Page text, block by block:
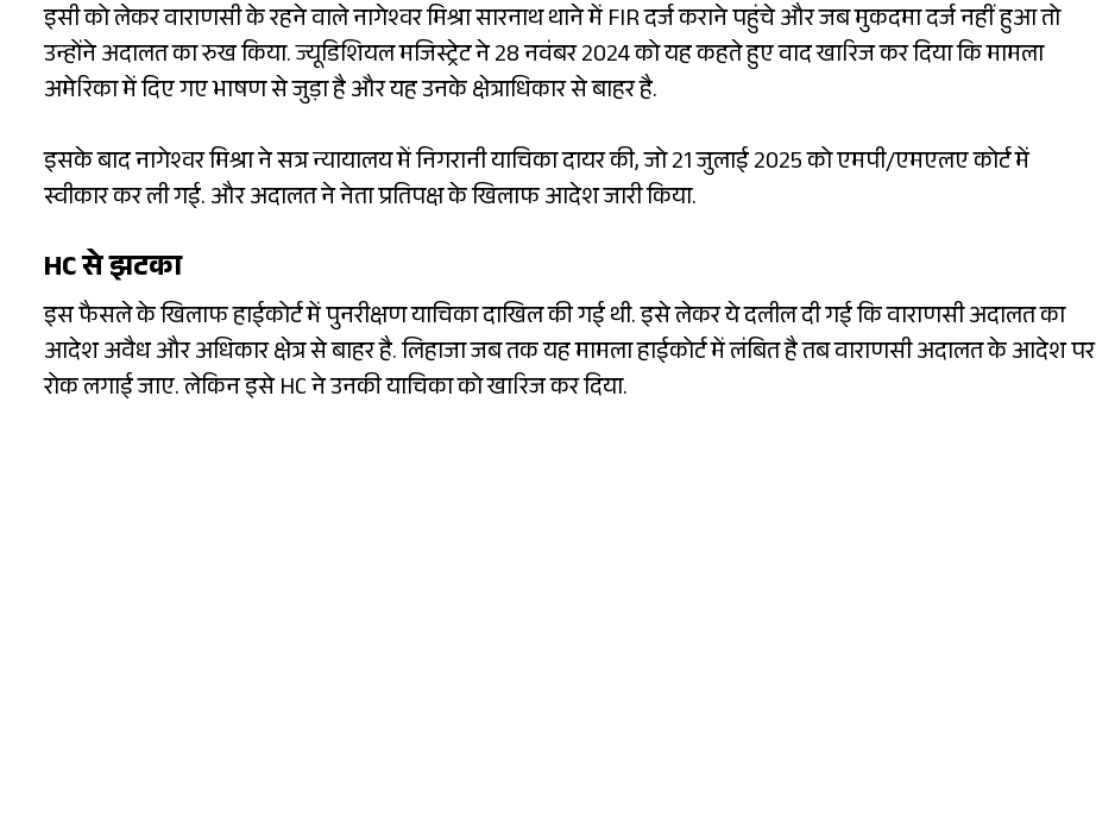
इसी को लेकर वाराणसी के रहने वाले नागेश्वर मिश्रा सारनाथ थाने में FIR दर्ज कराने पहुंचे और जब मुकदमा दर्ज नहीं हुआ तो
उन्होंने अदालत का रुख किया. ज्यूडिशियल मजिस्ट्रेट ने 28 नवंबर 2024 को यह कहते हुए वाद खारिज कर दिया कि मामला
अमेरिका में दिए गए भाषण से जुड़ा है और यह उनके क्षेत्राधिकार से बाहर है.
इसके बाद नागेश्वर मिश्रा ने सत्र न्यायालय में निगरानी याचिका दायर की, जो 21 जुलाई 2025 को एमपी/एमएलए कोर्ट में
स्वीकार कर ली गई. और अदालत ने नेता प्रतिपक्ष के खिलाफ आदेश जारी किया.
HC से झटका
इस फैसले के खिलाफ हाईकोर्ट में पुनरीक्षण याचिका दाखिल की गई थी. इसे लेकर ये दलील दी गई कि वाराणसी अदालत का
आदेश अवैध और अधिकार क्षेत्र से बाहर है. लिहाजा जब तक यह मामला हाईकोर्ट में लंबित है तब वाराणसी अदालत के आदेश पर
रोक लगाई जाए. लेकिन इसे HC ने उनकी याचिका को खारिज कर दिया.